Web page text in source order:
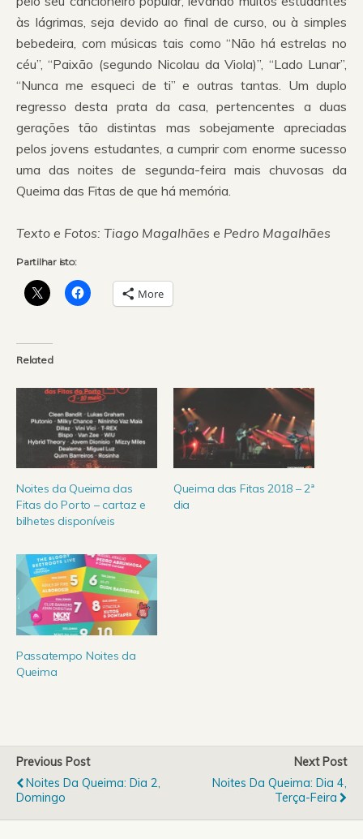
às lágrimas, seja devido ao final de curso, ou à simples
bebedeira, com músicas tais como “Não há estrelas no
céu”, “Paixão (segundo Nicolau da Viola)”, “Lado Lunar”,
“Nunca me esqueci de ti” e outras tantas. Um duplo
regresso desta prata da casa, pertencentes a duas
gerações tão distintas mas sobejamente apreciadas
pelos jovens estudantes, a cumprir com enorme sucesso
uma das noites de segunda-feira mais chuvosas da
Queima das Fitas de que há memória.
Texto e Fotos: Tiago Magalhães e Pedro Magalhães
Partilhar isto:
More
Related
Noites da Queima das
Fitas do Porto – cartaz e
bilhetes disponíveis
Queima das Fitas 2018 – 2ª
dia
Passatempo Noites da
Queima
Previous Post
Noites Da Queima: Dia 2,
Domingo
Next Post
Noites Da Queima: Dia 4,
Terça-Feira